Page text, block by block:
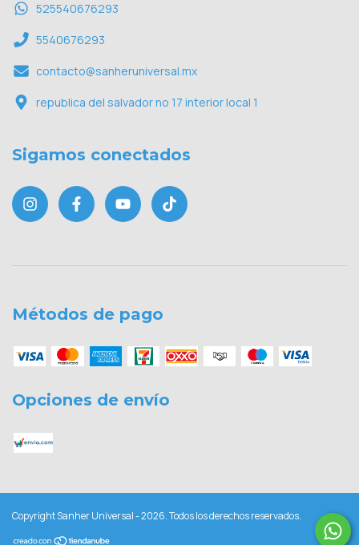
525540676293
5540676293
contacto@sanheruniversal.mx
republica del salvador no 17 interior local 1
Sigamos conectados
Métodos de pago
Opciones de envío
Copyright Sanher Universal - 2026. Todos los derechos reservados.